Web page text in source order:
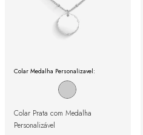
Colar Medalha Personalizavel:
Colar Prata com Medalha
Personalizável